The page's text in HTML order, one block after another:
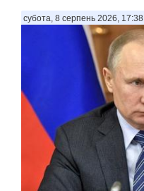
субота, 8 серпень 2026, 17:38